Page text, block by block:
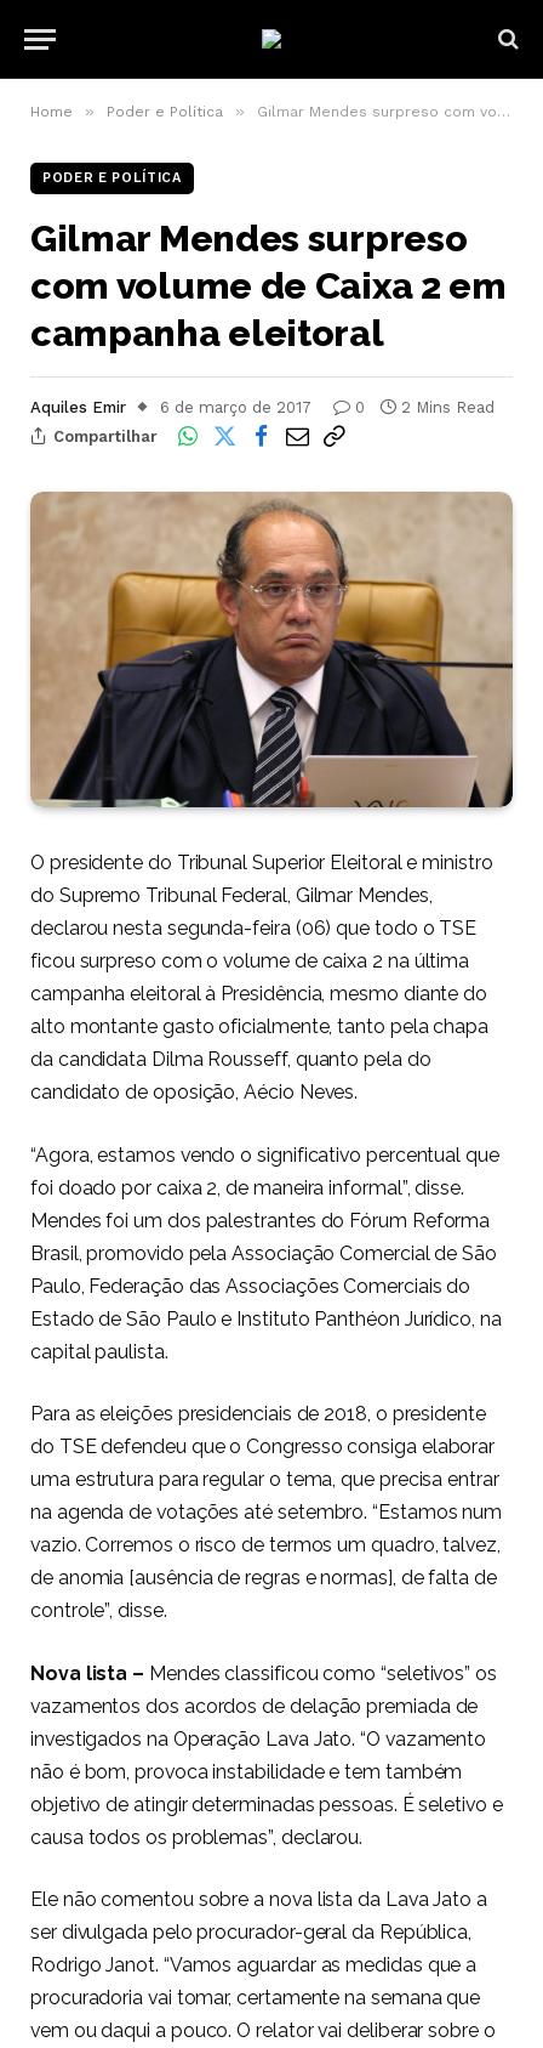
Home » Poder e Política » Gilmar Mendes surpreso com volume de Caixa 2 em campanha eleitoral
PODER E POLÍTICA
Gilmar Mendes surpreso
com volume de Caixa 2 em
campanha eleitoral
Aquiles Emir 6 de março de 2017 0
2 Mins Read
Compartilhar
O presidente do Tribunal Superior Eleitoral e ministro
do Supremo Tribunal Federal, Gilmar Mendes,
declarou nesta segunda-feira (06) que todo o TSE
ficou surpreso com o volume de caixa 2 na última
campanha eleitoral à Presidência, mesmo diante do
alto montante gasto oficialmente, tanto pela chapa
da candidata Dilma Rousseff, quanto pela do
candidato de oposição, Aécio Neves.
“Agora, estamos vendo o significativo percentual que
foi doado por caixa 2, de maneira informal”, disse.
Mendes foi um dos palestrantes do Fórum Reforma
Brasil, promovido pela Associação Comercial de São
Paulo, Federação das Associações Comerciais do
Estado de São Paulo e Instituto Panthéon Jurídico, na
capital paulista.
Para as eleições presidenciais de 2018, o presidente
do TSE defendeu que o Congresso consiga elaborar
uma estrutura para regular o tema, que precisa entrar
na agenda de votações até setembro. “Estamos num
vazio. Corremos o risco de termos um quadro, talvez,
de anomia [ausência de regras e normas], de falta de
controle”, disse.
Nova lista – Mendes classificou como “seletivos” os
vazamentos dos acordos de delação premiada de
investigados na Operação Lava Jato. “O vazamento
não é bom, provoca instabilidade e tem também
objetivo de atingir determinadas pessoas. É seletivo e
causa todos os problemas”, declarou.
Ele não comentou sobre a nova lista da Lava Jato a
ser divulgada pelo procurador-geral da República,
Rodrigo Janot. “Vamos aguardar as medidas que a
procuradoria vai tomar, certamente na semana que
vem ou daqui a pouco. O relator vai deliberar sobre o